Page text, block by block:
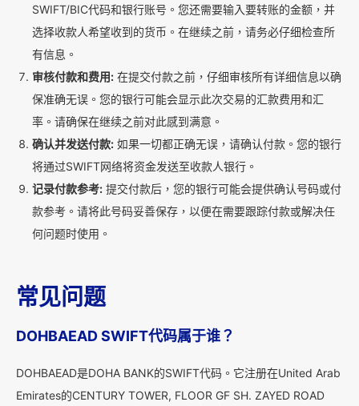
SWIFT/BIC代码和银行账号。您还需要输入要转账的金额，并
选择收款人希望收到的货币。在继续之前，请务必仔细检查所
有信息。
审核付款和费用: 在提交付款之前，仔细审核所有详细信息以确
保准确无误。您的银行可能会显示此次交易的汇款费用和汇
率。请确保在继续之前对此感到满意。
确认并发送付款: 如果一切都正确无误，请确认付款。您的银行
将通过SWIFT网络将资金发送至收款人银行。
记录付款参考: 提交付款后，您的银行可能会提供确认号码或付
款参考。请将此号码妥善保存，以便在需要跟踪付款或解决任
何问题时使用。
常见问题
DOHBAEAD SWIFT代码属于谁？
DOHBAEAD是DOHA BANK的SWIFT代码。它注册在United Arab
Emirates的CENTURY TOWER, FLOOR GF SH. ZAYED ROAD